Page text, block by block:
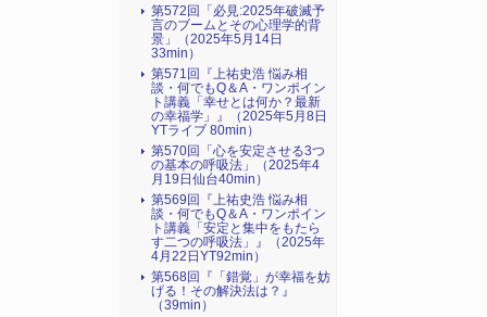
第572回「必見:2025年破滅予
言のブームとその心理学的背
景」（2025年5月14日
33min）
第571回『上祐史浩 悩み相
談・何でもQ＆A・ワンポイン
ト講義「幸せとは何か？最新
の幸福学」』（2025年5月8日
YTライブ 80min）
第570回「心を安定させる3つ
の基本の呼吸法」（2025年4
月19日仙台40min）
第569回『上祐史浩 悩み相
談・何でもQ＆A・ワンポイン
ト講義「安定と集中をもたら
す二つの呼吸法」』（2025年
4月22日YT92min）
第568回『「錯覚」が幸福を妨
げる！その解決法は？』
（39min）